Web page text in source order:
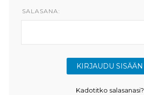
SALASANA:
Kadotitko salasanasi?